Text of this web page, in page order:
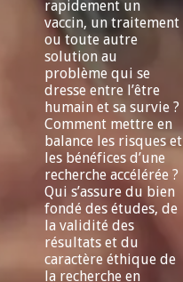
rapidement un
vaccin, un traitement
ou toute autre
solution au
problème qui se
dresse entre l’être
humain et sa survie ?
Comment mettre en
balance les risques et
les bénéfices d’une
recherche accélérée ?
Qui s’assure du bien
fondé des études, de
la validité des
résultats et du
caractère éthique de
la recherche en